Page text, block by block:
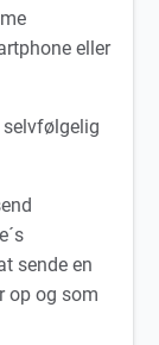
eller
selvfølgelig
sende en
op og som